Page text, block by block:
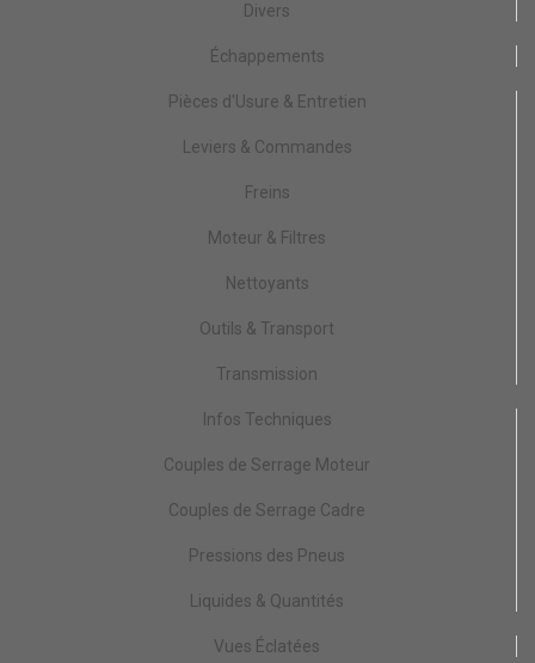
Divers
Échappements
Pièces d'Usure & Entretien
Leviers & Commandes
Freins
Moteur & Filtres
Nettoyants
Outils & Transport
Transmission
Infos Techniques
Couples de Serrage Moteur
Couples de Serrage Cadre
Pressions des Pneus
Liquides & Quantités
Vues Éclatées